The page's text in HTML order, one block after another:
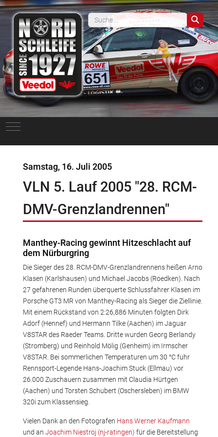
Mobile Menu Toggle
Samstag, 16. Juli 2005
VLN 5. Lauf 2005 "28. RCM-
DMV-Grenzlandrennen"
Manthey-Racing gewinnt Hitzeschlacht auf
dem Nürburgring
Die Sieger des 28. RCM-DMV-Grenzlandrennens heißen Arno
Klasen (Karlshausen) und Michael Jacobs (Roedken). Nach
27 gefahrenen Runden überquerte Schlussfahrer Klasen im
Porsche GT3 MR von Manthey-Racing als Sieger die Ziellinie.
Mit einem Rückstand von 2:26,886 Minuten folgten Dirk
Adorf (Hennef) und Hermann Tilke (Aachen) im Jaguar
V8STAR des Raeder Teams. Dritte wurden Georg Berlandy
(Stromberg) und Reinhold Mölig (Genheim) im Irmscher
V8STAR. Bei sommerlichen Temperaturen um 30 °C fuhr
Rennsport-Legende Hans-Joachim Stuck (Ellmau) vor
26.000 Zuschauern zusammen mit Claudia Hürtgen
(Aachen) und Torsten Schubert (Oschersleben) im BMW
320i zum Klassensieg.
Vielen Dank an den Fotografen Hans Werner Kaufmann
und an Joachim Niestroj (nj-ratingen) für die Bereitstellung